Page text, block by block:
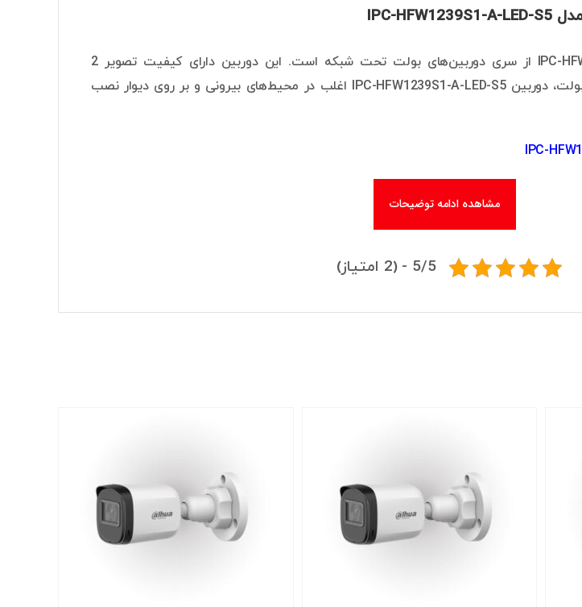
دوربین داهوا مدل IPC-HFW1239S1-A-LED-S5 از سری دوربین‌های بولت تحت شبکه است. این دوربین دارای کیفیت تصویر 2
مگاپیکسل است. با توجه به شکل بدنه بولت، دوربین IPC-HFW1239S1-A-LED-S5 اغلب در محیط‌های بیرونی و بر روی دیوار نصب
مشاهده ادامه توضیحات
5/5 - (2 امتیاز)